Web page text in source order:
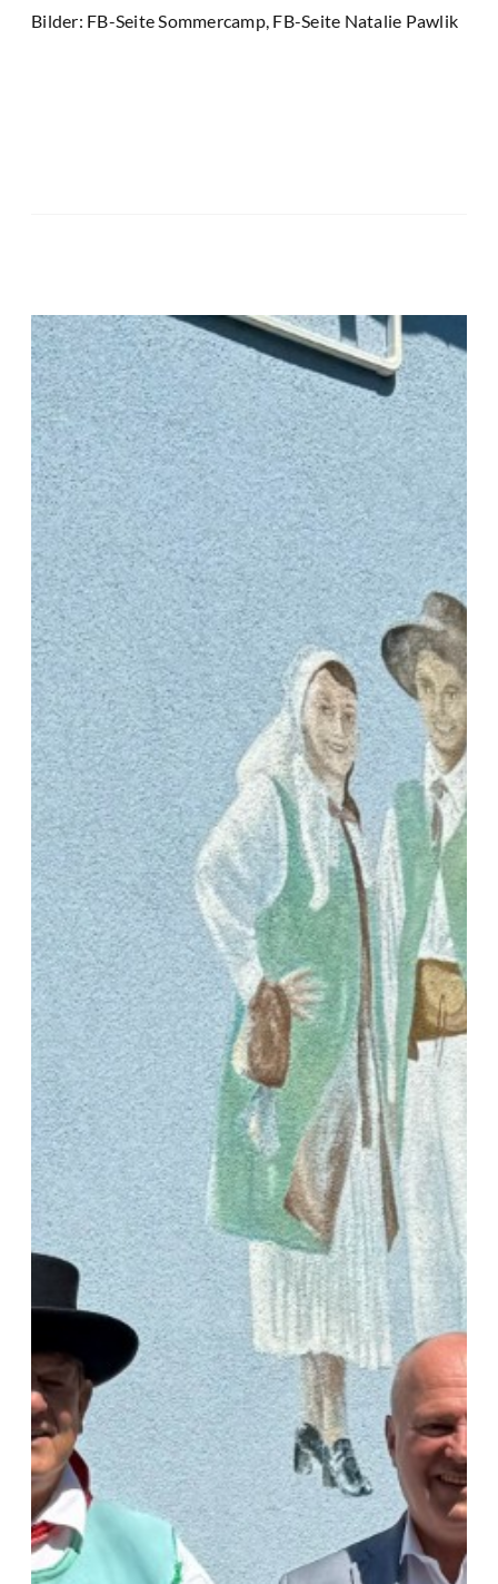
Bilder: FB-Seite Sommercamp, FB-Seite Natalie Pawlik